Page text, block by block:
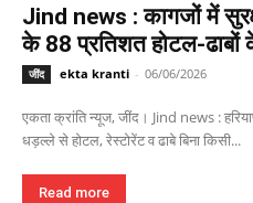
Jind news : कागजों में
के 88 प्रतिशत होटल-ढाबों
जींद ekta kranti - 06/06/2026
एकता क्रांति न्यूज, जींद। Jind news :
धड़ल्ले से होटल, रेस्टोरेंट व ढाबे बिना किसी...
Read more